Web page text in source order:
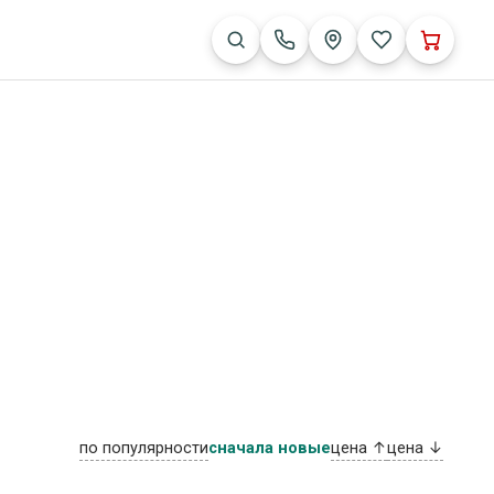
по популярностисначала новыецена ↑цена ↓